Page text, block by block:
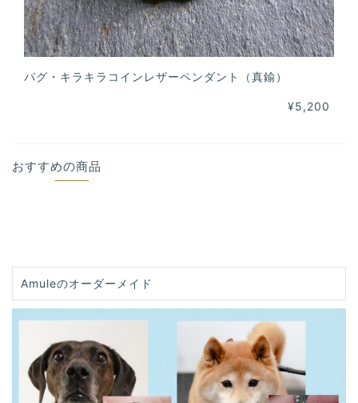
パグ・キラキラコインレザーペンダント（真鍮）
¥5,200
おすすめの商品
Amuleのオーダーメイド